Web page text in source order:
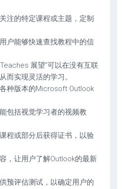
注的特定课程或主题，定制
户能够快速查找教程中的信
展望”可以在没有互联
而实现灵活的学习。
种版本的Microsoft Outlook
包括视觉学习者的视频教
程或部分后获得证书，以验
，让用户了解Outlook的最新
预评估测试，以确定用户的